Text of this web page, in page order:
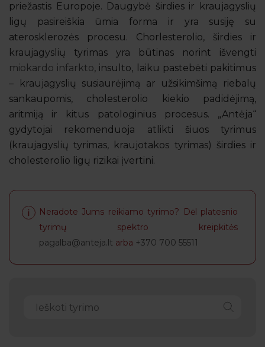
priežastis Europoje. Daugybė širdies ir kraujagyslių
ligų pasireiškia ūmia forma ir yra susiję su
aterosklerozės procesu. Chorlesterolio, širdies ir
kraujagyslių tyrimas yra būtinas norint išvengti
miokardo infarkto, insulto, laiku pastebėti pakitimus
– kraujagyslių susiaurėjimą ar užsikimšimą riebalų
sankaupomis, cholesterolio kiekio padidėjimą,
aritmiją ir kitus patologinius procesus. „Antėja“
gydytojai rekomenduoja atlikti šiuos tyrimus
(kraujagyslių tyrimas, kraujotakos tyrimas) širdies ir
cholesterolio ligų rizikai įvertini.
Neradote Jums reikiamo tyrimo? Dėl platesnio
tyrimų spektro kreipkitės
pagalba@anteja.lt arba +370 700 55511